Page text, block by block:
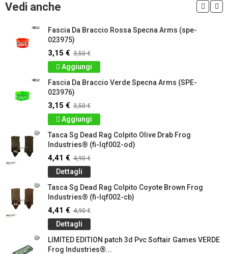
Vedi anche
Fascia Da Braccio Rossa Specna Arms (spe-
023975)
3,15 € 3,50 €
Aggiungi
Fascia Da Braccio Verde Specna Arms (SPE-
023976)
3,15 € 3,50 €
Aggiungi
Tasca Sg Dead Rag Colpito Olive Drab Frog
Industries® (fi-lqf002-od)
4,41 € 4,90 €
Dettagli
Tasca Sg Dead Rag Colpito Coyote Brown Frog
Industries® (fi-lqf002-cb)
4,41 € 4,90 €
Dettagli
LIMITED EDITION patch 3d Pvc Softair Games VERDE
Frog Industries®...